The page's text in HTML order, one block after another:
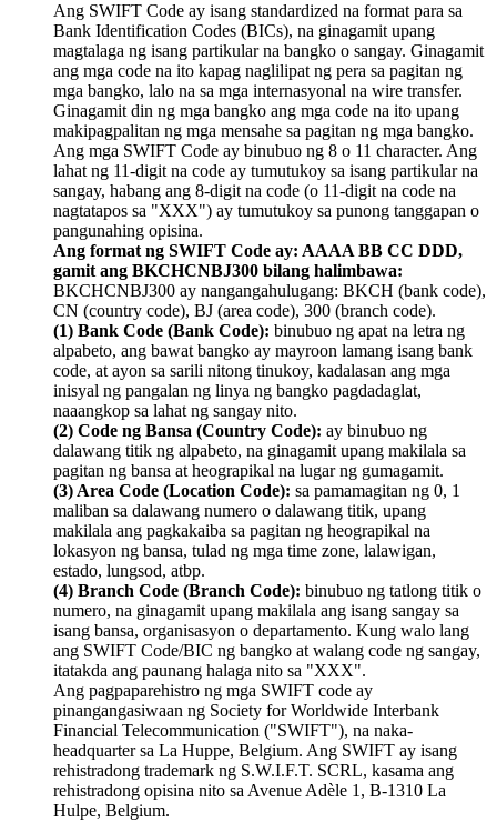
Ang SWIFT Code ay isang standardized na format para sa
Bank Identification Codes (BICs), na ginagamit upang
magtalaga ng isang partikular na bangko o sangay. Ginagamit
ang mga code na ito kapag naglilipat ng pera sa pagitan ng
mga bangko, lalo na sa mga internasyonal na wire transfer.
Ginagamit din ng mga bangko ang mga code na ito upang
makipagpalitan ng mga mensahe sa pagitan ng mga bangko.
Ang mga SWIFT Code ay binubuo ng 8 o 11 character. Ang
lahat ng 11-digit na code ay tumutukoy sa isang partikular na
sangay, habang ang 8-digit na code (o 11-digit na code na
nagtatapos sa "XXX") ay tumutukoy sa punong tanggapan o
pangunahing opisina.
Ang format ng SWIFT Code ay: AAAA BB CC DDD,
gamit ang BKCHCNBJ300 bilang halimbawa:
BKCHCNBJ300 ay nangangahulugang: BKCH (bank code),
CN (country code), BJ (area code), 300 (branch code).
(1) Bank Code (Bank Code): binubuo ng apat na letra ng
alpabeto, ang bawat bangko ay mayroon lamang isang bank
code, at ayon sa sarili nitong tinukoy, kadalasan ang mga
inisyal ng pangalan ng linya ng bangko pagdadaglat,
naaangkop sa lahat ng sangay nito.
(2) Code ng Bansa (Country Code): ay binubuo ng
dalawang titik ng alpabeto, na ginagamit upang makilala sa
pagitan ng bansa at heograpikal na lugar ng gumagamit.
(3) Area Code (Location Code): sa pamamagitan ng 0, 1
maliban sa dalawang numero o dalawang titik, upang
makilala ang pagkakaiba sa pagitan ng heograpikal na
lokasyon ng bansa, tulad ng mga time zone, lalawigan,
estado, lungsod, atbp.
(4) Branch Code (Branch Code): binubuo ng tatlong titik o
numero, na ginagamit upang makilala ang isang sangay sa
isang bansa, organisasyon o departamento. Kung walo lang
ang SWIFT Code/BIC ng bangko at walang code ng sangay,
itatakda ang paunang halaga nito sa "XXX".
Ang pagpaparehistro ng mga SWIFT code ay
pinangangasiwaan ng Society for Worldwide Interbank
Financial Telecommunication ("SWIFT"), na naka-
headquarter sa La Huppe, Belgium. Ang SWIFT ay isang
rehistradong trademark ng S.W.I.F.T. SCRL, kasama ang
rehistradong opisina nito sa Avenue Adèle 1, B-1310 La
Hulpe, Belgium.